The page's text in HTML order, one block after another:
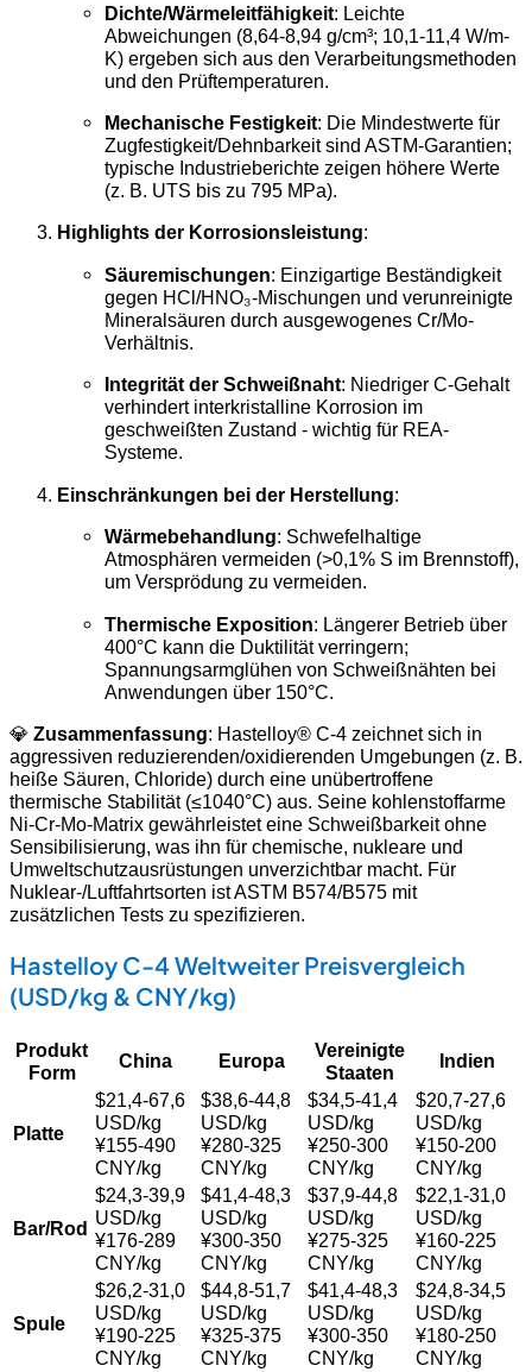
Dichte/Wärmeleitfähigkeit: Leichte
Abweichungen (8,64-8,94 g/cm³; 10,1-11,4 W/m-
K) ergeben sich aus den Verarbeitungsmethoden
und den Prüftemperaturen.
Mechanische Festigkeit: Die Mindestwerte für
Zugfestigkeit/Dehnbarkeit sind ASTM-Garantien;
typische Industrieberichte zeigen höhere Werte
(z. B. UTS bis zu 795 MPa).
Highlights der Korrosionsleistung:
Säuremischungen: Einzigartige Beständigkeit
gegen HCl/HNO₃-Mischungen und verunreinigte
Mineralsäuren durch ausgewogenes Cr/Mo-
Verhältnis.
Integrität der Schweißnaht: Niedriger C-Gehalt
verhindert interkristalline Korrosion im
geschweißten Zustand - wichtig für REA-
Systeme.
Einschränkungen bei der Herstellung:
Wärmebehandlung: Schwefelhaltige
Atmosphären vermeiden (>0,1% S im Brennstoff),
um Versprödung zu vermeiden.
Thermische Exposition: Längerer Betrieb über
400°C kann die Duktilität verringern;
Spannungsarmglühen von Schweißnähten bei
Anwendungen über 150°C.
💎 Zusammenfassung: Hastelloy® C-4 zeichnet sich in
aggressiven reduzierenden/oxidierenden Umgebungen (z. B.
heiße Säuren, Chloride) durch eine unübertroffene
thermische Stabilität (≤1040°C) aus. Seine kohlenstoffarme
Ni-Cr-Mo-Matrix gewährleistet eine Schweißbarkeit ohne
Sensibilisierung, was ihn für chemische, nukleare und
Umweltschutzausrüstungen unverzichtbar macht. Für
Nuklear-/Luftfahrtsorten ist ASTM B574/B575 mit
zusätzlichen Tests zu spezifizieren.
Hastelloy C-4 Weltweiter Preisvergleich
(USD/kg & CNY/kg)
Produkt
Form
China Europa
Vereinigte
Staaten
Indien
Platte
$21,4-67,6
USD/kg
¥155-490
CNY/kg
$38,6-44,8
USD/kg
¥280-325
CNY/kg
$34,5-41,4
USD/kg
¥250-300
CNY/kg
$20,7-27,6
USD/kg
¥150-200
CNY/kg
Bar/Rod
$24,3-39,9
USD/kg
¥176-289
CNY/kg
$41,4-48,3
USD/kg
¥300-350
CNY/kg
$37,9-44,8
USD/kg
¥275-325
CNY/kg
$22,1-31,0
USD/kg
¥160-225
CNY/kg
Spule
$26,2-31,0
USD/kg
¥190-225
CNY/kg
$44,8-51,7
USD/kg
¥325-375
CNY/kg
$41,4-48,3
USD/kg
¥300-350
CNY/kg
$24,8-34,5
USD/kg
¥180-250
CNY/kg